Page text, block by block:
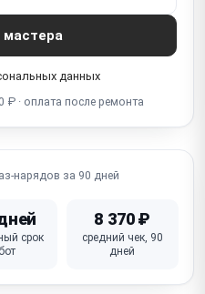
данных
₽ · оплата после ремонта
нарядов за 90 дней
срок
8 370 ₽
средний чек, 90
дней